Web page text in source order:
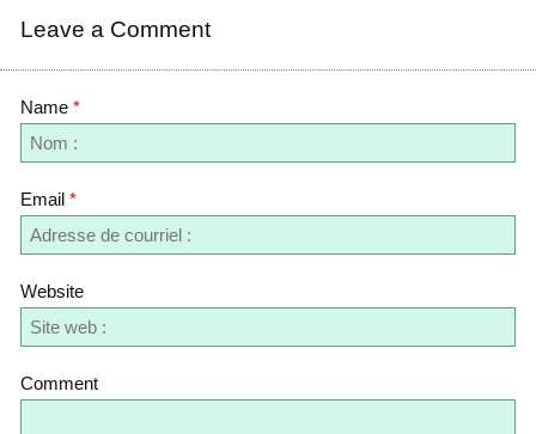
Leave a Comment
Name *
Email *
Website
Comment